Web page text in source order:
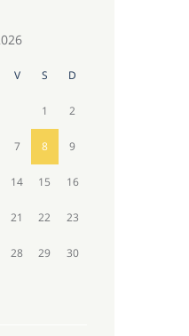
V S D
1 2
7 8 9
14 15 16
21 22 23
28 29 30